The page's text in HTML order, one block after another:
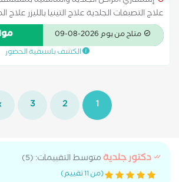
علاج التصبغات الجلدية علاج التينيا بالليزر
علاج الصلع الوراثى علاج الطفح الجلدي علاج
الدهني علاج النمش علاج سقوط الشعر
متاح من يوم 2026-08-09
الكشف باسبقية الحضور
1
2
3
دكتور جلديةمتوسط التقييمات: (5)
(من 11 تقييم)